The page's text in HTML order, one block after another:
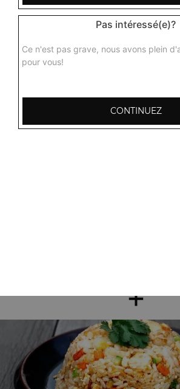
Nos Plats aux
+
+
Pas intéressé(e)?
Ce n'est pas grave, nous avons plein
pour vous!
CONTINUEZ